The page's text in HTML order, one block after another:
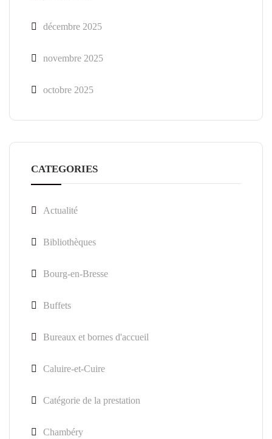
décembre 2025
novembre 2025
octobre 2025
CATEGORIES
Actualité
Bibliothèques
Bourg-en-Bresse
Buffets
Bureaux et bornes d'accueil
Caluire-et-Cuire
Catégorie de la prestation
Chambéry